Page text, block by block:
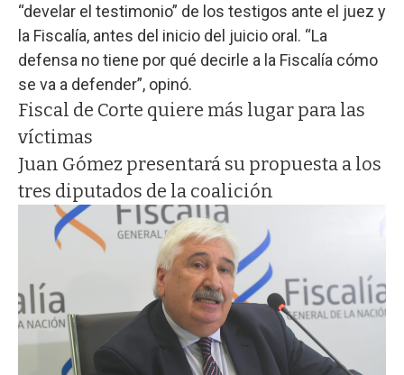
“develar el testimonio” de los testigos ante el juez y
la Fiscalía, antes del inicio del juicio oral. “La
defensa no tiene por qué decirle a la Fiscalía cómo
se va a defender”, opinó.
Fiscal de Corte quiere más lugar para las
víctimas
Juan Gómez presentará su propuesta a los
tres diputados de la coalición